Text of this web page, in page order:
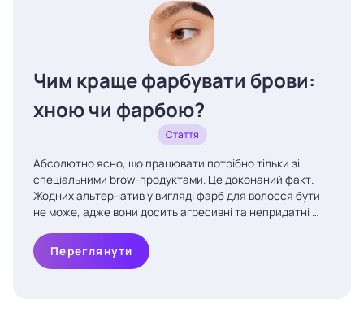
Чим краще фарбувати брови:
хною чи фарбою?
Стаття
Абсолютно ясно, що працювати потрібно тільки зі
спеціальними brow-продуктами. Це доконаний факт.
Жодних альтернатив у вигляді фарб для волосся бути
не може, адже вони досить агресивні та непридатні …
Переглянути